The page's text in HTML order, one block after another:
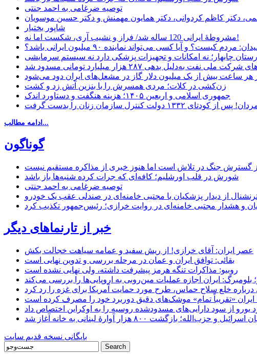
توصیه ضرغامی به احمد جنتی
دکتر کاظم کردوانی، دکتر همایون مهمنش و دکتر حسین موسویان
شاپور بختیار
مشروطۀ ایرانی 120 ساله شد/ فراز و نشیب آری، شکست اما نه!
کیست؟ و آیا کسی می‌تواند نماینده ۹۰ میلیون ایرانی باشد؟
چابهار؛ نه امکانات و تجهیزات پزشکی دارد نه سیستم سرمایشی
ملی نفت به‌دلیل بدهی ۲۸۷ هزار میلیارد تومانی مسدود شد
هر ساعت بیش از یک میلیون دلار گاز در مشعل‌های ایران دود می‌شود
زن‌کشی در کلات؛ مردی همسرش را با بنزین آتش زد و کشت
جمهوری اسلامی و اربعین ۱۴۰۵؛ هزینه هنگفت و دستاورد اندک
ادامه مطالب...
گوناگون
گسترش جنگ در تلاش است اما هنوز خبری از مذاکره مستقیم نیست
شورش در قلب اورشلیم؛ کافه‌ای که جرات کرده شنبه‌ها باز باشد
توصیه ضرغامی به احمد جنتی
از دیدار پزشکیان با مجتبی خامنه‌ای در صندلی عقب یک خودرو
خبر از تارنماهای دیگر
عصر ایران: آقای خرازی! از ریش سفید و عمامه سیاهت خجالت بکش
بقائی: توافق ایران و عمان در مرحله بررسی و تدوین نهایی است
روبیو: مذاکرات تنگه هرمز پیشرفت داشته، ولی نهایی نشده است
ایران اجازه عملیات مین‌روبی به اروپایی‌ها را بررسی می‌کند
درباره خلع سلاح حماس، طرح مورد حمایت آمریکا برای غزه را رد کرد
ایران «تقریباً تمام» موشک‌های دقیق دوربرد خود را مصرف کرده است
بازگشت ۸۰۰ هزار آوارۀ لبنانی به خانه‌ آغاز شد
بایگانی نسخه قدیم سایت